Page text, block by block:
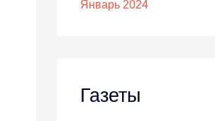
Январь 2024
Газеты